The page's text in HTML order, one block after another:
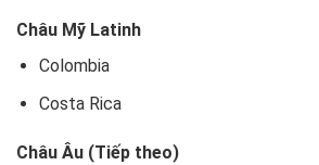
Châu Mỹ Latinh
Colombia
Costa Rica
Châu Âu (Tiếp theo)